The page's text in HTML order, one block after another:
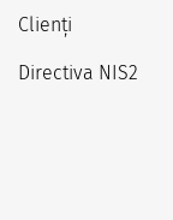
Clienți
Directiva NIS2